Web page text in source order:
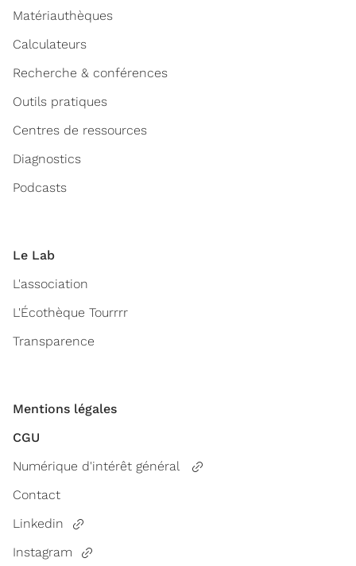
Matériauthèques
Calculateurs
Recherche & conférences
Outils pratiques
Centres de ressources
Diagnostics
Podcasts
Le Lab
L'association
L'Écothèque Tourrrr
Transparence
Mentions légales
CGU
Numérique d'intérêt général
Contact
Linkedin
Instagram